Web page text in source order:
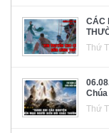
CÁC
Thứ
Thứ